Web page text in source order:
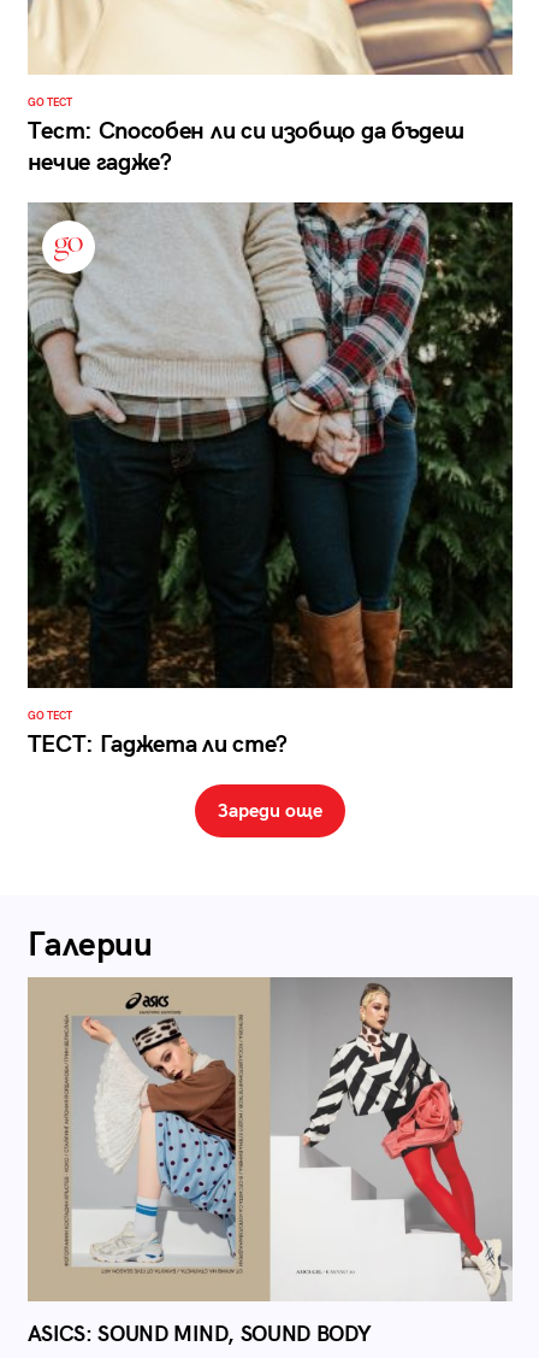
GO ТЕСТ
Тест: Способен ли си изобщо да бъдеш
нечие гадже?
GO ТЕСТ
ТЕСТ: Гаджета ли сте?
Зареди още
Галерии
ASICS: SOUND MIND, SOUND BODY